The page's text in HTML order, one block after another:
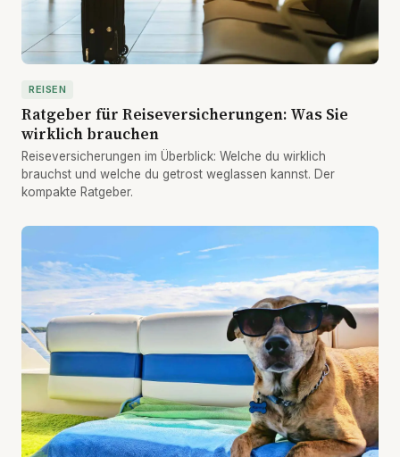
REISEN
Ratgeber für Reiseversicherungen: Was Sie
wirklich brauchen
Reiseversicherungen im Überblick: Welche du wirklich
brauchst und welche du getrost weglassen kannst. Der
kompakte Ratgeber.